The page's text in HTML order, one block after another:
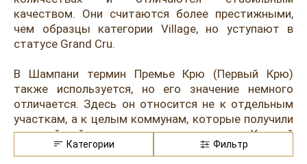
Итальянские вина
Французские вина
Испанские вина
Граппа
Водка
Пиво
качеством. Они считаются более престижными,
чем образцы категории Village, но уступают в
статусе Grand Cru.
В Шампани термин Премье Крю (Первый Крю)
также используется, но его значение немного
отличается. Здесь он относится не к отдельным
участкам, а к целым коммунам, которые получили
высокий рейтинг за качество винограда. Каждой
из них присвоен балл от 80% до 100%, и именно он
Категории Фильтр